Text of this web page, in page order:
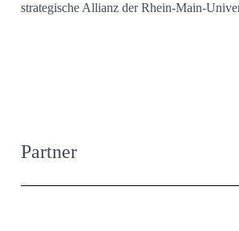
strategische Allianz der Rhein-Main-
Partner